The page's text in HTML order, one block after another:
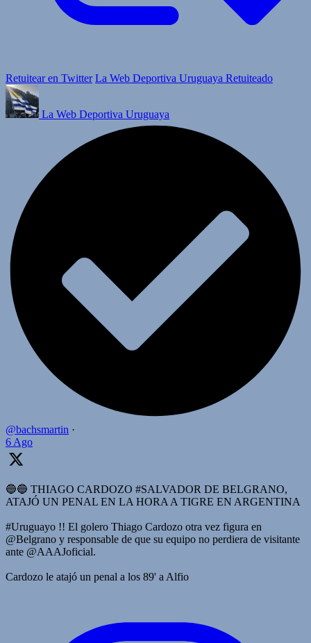
Retuitear en Twitter La Web Deportiva Uruguaya Retuiteado
La Web Deportiva Uruguaya
@bachsmartin ·
6 Ago
🔵🔵 THIAGO CARDOZO #SALVADOR DE BELGRANO,
ATAJÓ UN PENAL EN LA HORA A TIGRE EN ARGENTINA
#Uruguayo !! El golero Thiago Cardozo otra vez figura en
@Belgrano y responsable de que su equipo no perdiera de visitante
ante @AAAJoficial.
Cardozo le atajó un penal a los 89' a Alfio